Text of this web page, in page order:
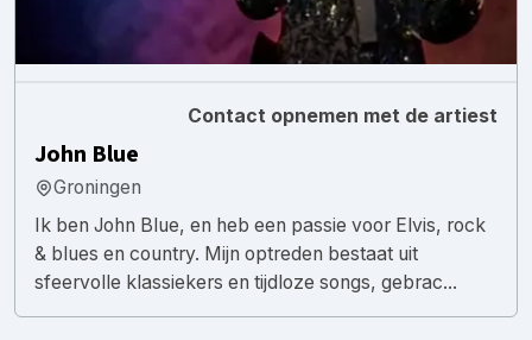
Contact opnemen met de artiest
John Blue
Groningen
Ik ben John Blue, en heb een passie voor Elvis, rock
& blues en country. Mijn optreden bestaat uit
sfeervolle klassiekers en tijdloze songs, gebrac...